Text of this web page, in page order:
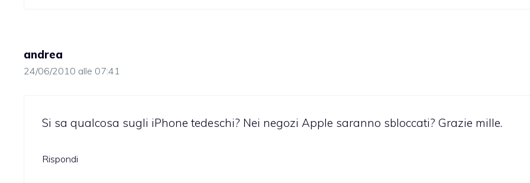
andrea
24/06/2010 alle 07:41
Si sa qualcosa sugli iPhone tedeschi? Nei negozi Apple saranno sbloccati? Grazie mille.
Rispondi